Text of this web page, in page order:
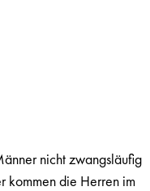
nicht zwangsläufig
kommen die Herren im